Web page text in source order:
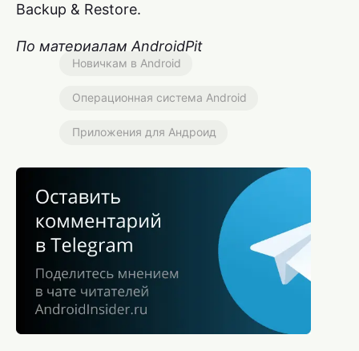
Backup & Restore.
По материалам AndroidPit
Новичкам в Android
Операционная система Android
Приложения для Андроид